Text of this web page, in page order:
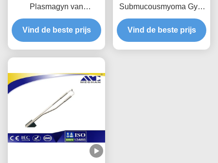
Plasmagyn van
Nonthermal rf Sonde
24mm Diameter voor
Myomectomy
Vind de beste prijs
Submucousmyoma Gyn,
de Bipolaire Sonde van
Gynaecologie
Chirurgische
Vind de beste prijs